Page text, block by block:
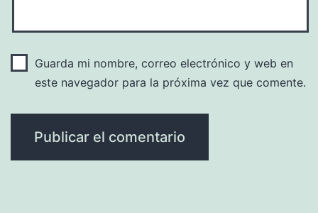
Guarda mi nombre, correo electrónico y web en
este navegador para la próxima vez que comente.